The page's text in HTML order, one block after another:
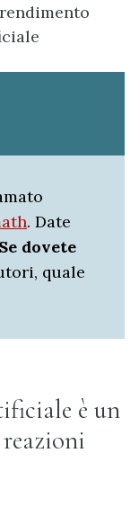
. Date
Se dovete
quale
è un